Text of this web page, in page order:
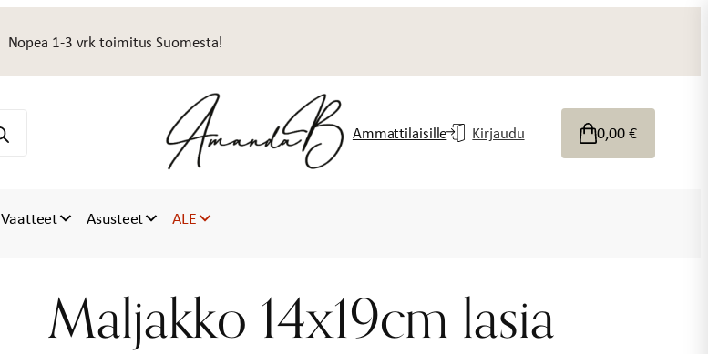
Nopea 1-3 vrk toimitus Suomesta!
Ammattilaisille Kirjaudu 0,00€
Vaatteet Asusteet ALE
Maljakko 14x19cm lasia